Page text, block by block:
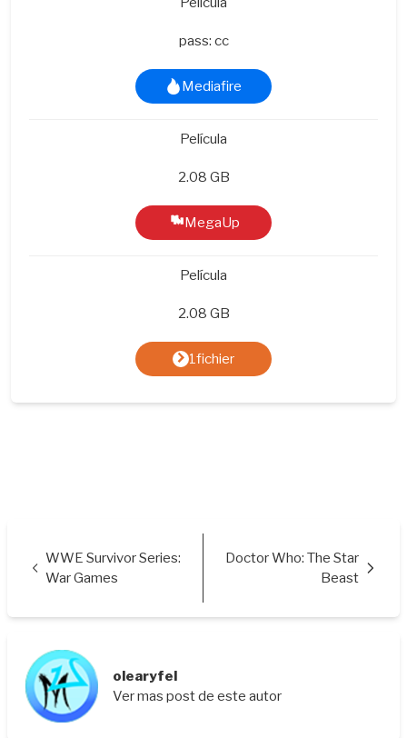
pass: cc
Mediafire
Película
2.08 GB
MegaUp
Película
2.08 GB
1fichier
WWE Survivor Series:
War Games
Doctor Who: The Star
Beast
olearyfel
Ver mas post de este autor